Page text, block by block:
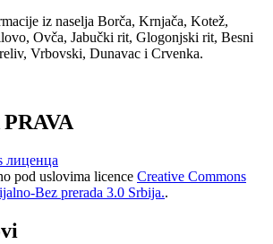
iz naselja Borča, Krnjača, Kotež,
Ovča, Jabučki rit, Glogonjski rit, Besni
Vrbovski, Dunavac i Crvenka.
pod uslovima licence Creative Commons
Bez prerada 3.0 Srbija..